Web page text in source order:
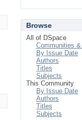
Browse
All of DSpace
Communities
By Issue Date
Authors
Titles
Subjects
This Community
By Issue Date
Authors
Titles
Subjects